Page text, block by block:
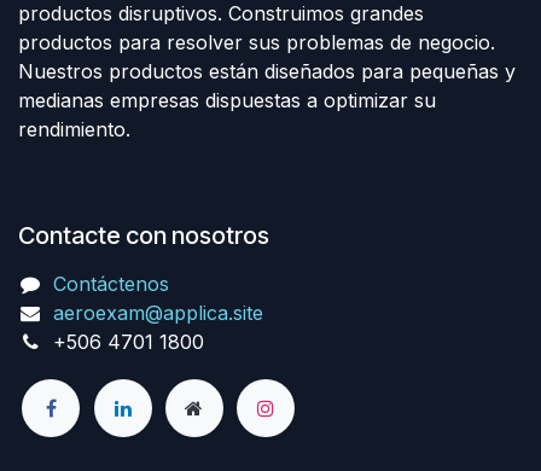
productos disruptivos. Construimos grandes
productos para resolver sus problemas de negocio.
Nuestros productos están diseñados para pequeñas y
medianas empresas dispuestas a optimizar su
rendimiento.
Contacte con nosotros
Contáctenos
aeroexam@applica.site
+506 4701 1800